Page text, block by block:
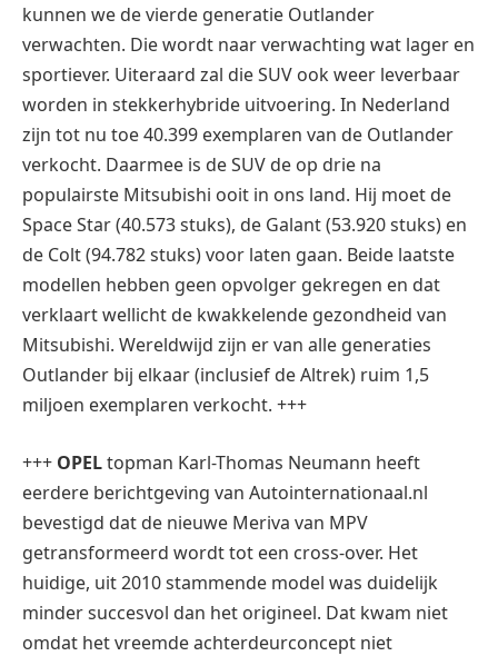
kunnen we de vierde generatie Outlander
verwachten. Die wordt naar verwachting wat lager en
sportiever. Uiteraard zal die SUV ook weer leverbaar
worden in stekkerhybride uitvoering. In Nederland
zijn tot nu toe 40.399 exemplaren van de Outlander
verkocht. Daarmee is de SUV de op drie na
populairste Mitsubishi ooit in ons land. Hij moet de
Space Star (40.573 stuks), de Galant (53.920 stuks) en
de Colt (94.782 stuks) voor laten gaan. Beide laatste
modellen hebben geen opvolger gekregen en dat
verklaart wellicht de kwakkelende gezondheid van
Mitsubishi. Wereldwijd zijn er van alle generaties
Outlander bij elkaar (inclusief de Altrek) ruim 1,5
miljoen exemplaren verkocht. +++
+++ OPELtopman Karl-Thomas Neumann heeft
eerdere berichtgeving van Autointernationaal.nl
bevestigd dat de nieuwe Meriva van MPV
getransformeerd wordt tot een cross-over. Het
huidige, uit 2010 stammende model was duidelijk
minder succesvol dan het origineel. Dat kwam niet
omdat het vreemde achterdeurconcept niet